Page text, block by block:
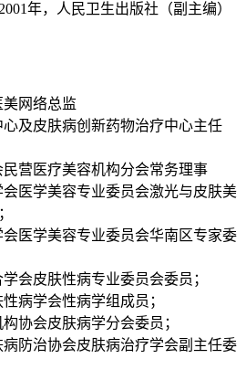
年，人民卫生出版社（副主编）
美网络总监
心及皮肤病创新药物治疗中心主任
民营医疗美容机构分会常务理事
会医学美容专业委员会激光与皮肤美
会医学美容专业委员会华南区专家委
会皮肤性病专业委员会委员；
病学会性病学组成员；
协会皮肤病学分会委员；
病防治协会皮肤病治疗学会副主任委